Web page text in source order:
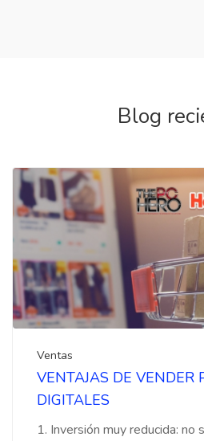
Blog
Ventas
VENTAJAS DE VENDER
DIGITALES
1. Inversión muy reducida: no